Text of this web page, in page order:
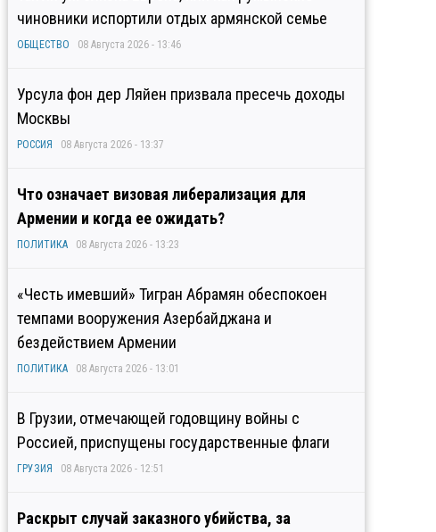
чиновники испортили отдых армянской семье
ОБЩЕСТВО 08 Августа 2026 - 13:46
Урсула фон дер Ляйен призвала пресечь доходы
Москвы
РОССИЯ 08 Августа 2026 - 13:37
Что означает визовая либерализация для
Армении и когда ее ожидать?
ПОЛИТИКА 08 Августа 2026 - 13:23
«Честь имевший» Тигран Абрамян обеспокоен
темпами вооружения Азербайджана и
бездействием Армении
ПОЛИТИКА 08 Августа 2026 - 13:01
В Грузии, отмечающей годовщину войны с
Россией, приспущены государственные флаги
ГРУЗИЯ 08 Августа 2026 - 12:51
Раскрыт случай заказного убийства, за